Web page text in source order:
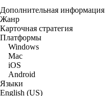
Дополнительная информация
Жанр
Карточная стратегия
Платформы
Windows
Mac
iOS
Android
Языки
English (US)